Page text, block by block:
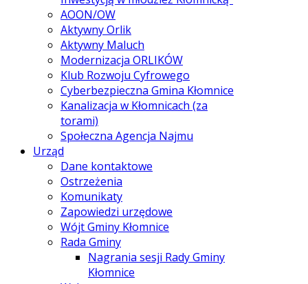
AOON/OW
Aktywny Orlik
Aktywny Maluch
Modernizacja ORLIKÓW
Klub Rozwoju Cyfrowego
Cyberbezpieczna Gmina Kłomnice
Kanalizacja w Kłomnicach (za
torami)
Społeczna Agencja Najmu
Urząd
Dane kontaktowe
Ostrzeżenia
Komunikaty
Zapowiedzi urzędowe
Wójt Gminy Kłomnice
Rada Gminy
Nagrania sesji Rady Gminy
Kłomnice